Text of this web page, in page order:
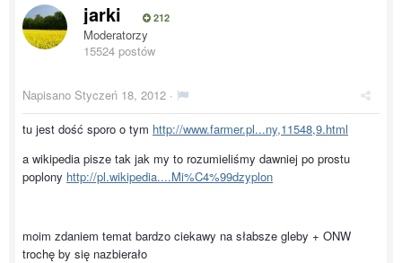
jarki 212
Moderatorzy
15524 postów
Napisano Styczeń 18, 2012 ·
tu jest dość sporo o tym http://www.farmer.pl...ny,11548,9.html
a wikipedia pisze tak jak my to rozumieliśmy dawniej po prostu
poplony http://pl.wikipedia....Mi%C4%99dzyplon
moim zdaniem temat bardzo ciekawy na słabsze gleby + ONW
trochę by się nazbierało